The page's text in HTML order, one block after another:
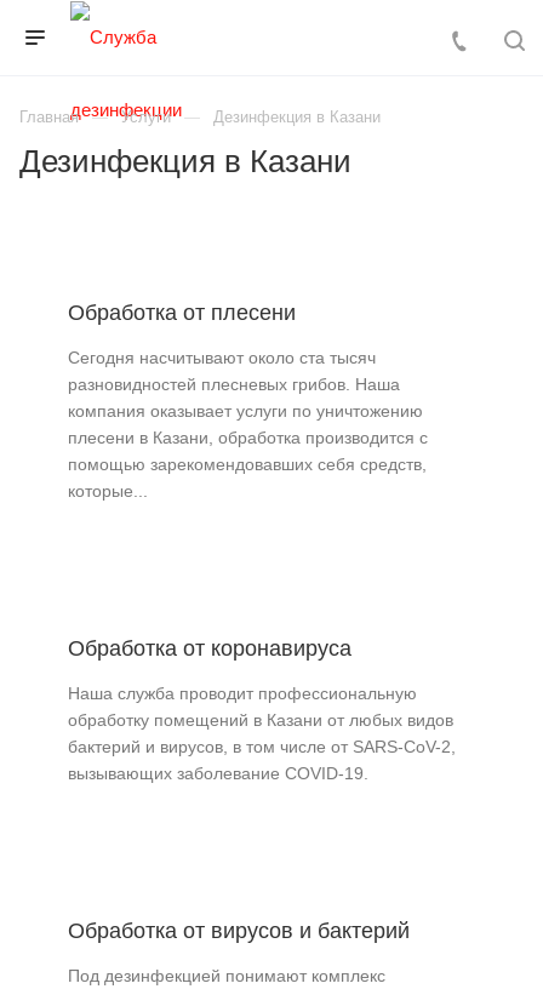
Главная Услуги Дезинфекция в Казани
Дезинфекция в Казани
Обработка от плесени
Сегодня насчитывают около ста тысяч
разновидностей плесневых грибов. Наша
компания оказывает услуги по уничтожению
плесени в Казани, обработка производится с
помощью зарекомендовавших себя средств,
которые...
Обработка от коронавируса
Наша служба проводит профессиональную
обработку помещений в Казани от любых видов
бактерий и вирусов, в том числе от SARS-CoV-2,
вызывающих заболевание COVID-19.
Обработка от вирусов и бактерий
Под дезинфекцией понимают комплекс